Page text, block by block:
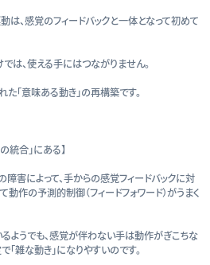
は、感覚のフィードバックと一体となって初めて
、使える手にはつながりません。
「意味ある動き」の再構築です。
統合」にある】
害によって、手からの感覚フィードバックに対
作の予測的制御（フィードフォワード）がうまく
ようでも、感覚が伴わない手は動作がぎこちな
雑な動き」になりやすいのです。